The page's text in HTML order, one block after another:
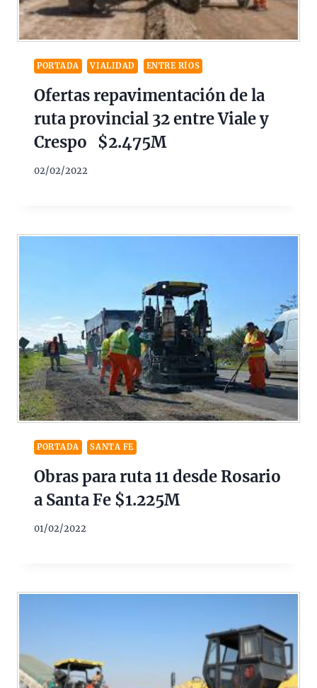
PORTADA VIALIDAD ENTRE RÍOS
Ofertas repavimentación de la
ruta provincial 32 entre Viale y
Crespo $2.475M
02/02/2022
PORTADA SANTA FE
Obras para ruta 11 desde Rosario
a Santa Fe $1.225M
01/02/2022